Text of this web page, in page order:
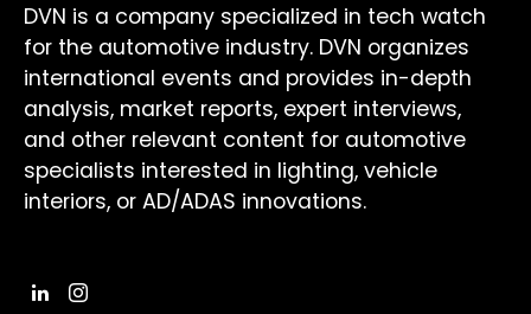
DVN is a company specialized in tech watch
for the automotive industry. DVN organizes
international events and provides in-depth
analysis, market reports, expert interviews,
and other relevant content for automotive
specialists interested in lighting, vehicle
interiors, or AD/ADAS innovations.